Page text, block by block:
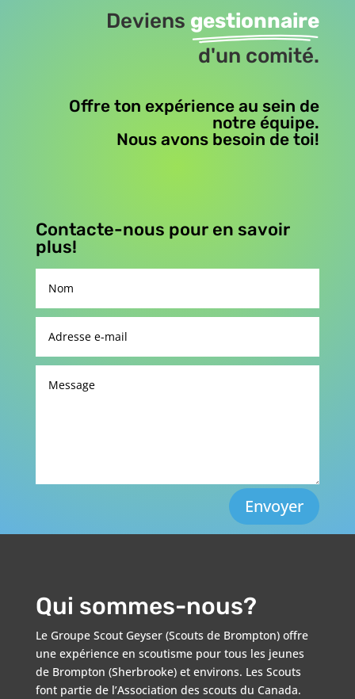
Deviens gestionnaire
d'un comité.
Offre ton expérience au sein de
notre équipe.
Nous avons besoin de toi!
Contacte-nous pour en savoir
plus!
Envoyer
Qui sommes-nous?
Le Groupe Scout Geyser (Scouts de Brompton) offre
une expérience en scoutisme pour tous les jeunes
de Brompton (Sherbrooke) et environs. Les Scouts
font partie de l’Association des scouts du Canada.